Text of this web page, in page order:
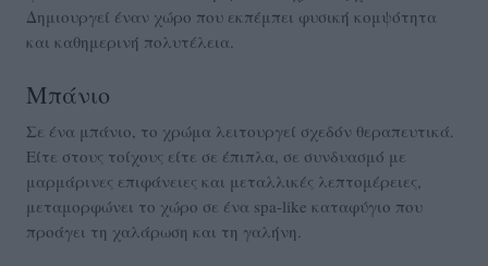
Δημιουργεί έναν χώρο που εκπέμπει φυσική κομψότητα
και καθημερινή πολυτέλεια.
Μπάνιο
Σε ένα μπάνιο, το χρώμα λειτουργεί σχεδόν θεραπευτικά.
Είτε στους τοίχους είτε σε έπιπλα, σε συνδυασμό με
μαρμάρινες επιφάνειες και μεταλλικές λεπτομέρειες,
μεταμορφώνει το χώρο σε ένα spa-like καταφύγιο που
προάγει τη χαλάρωση και τη γαλήνη.